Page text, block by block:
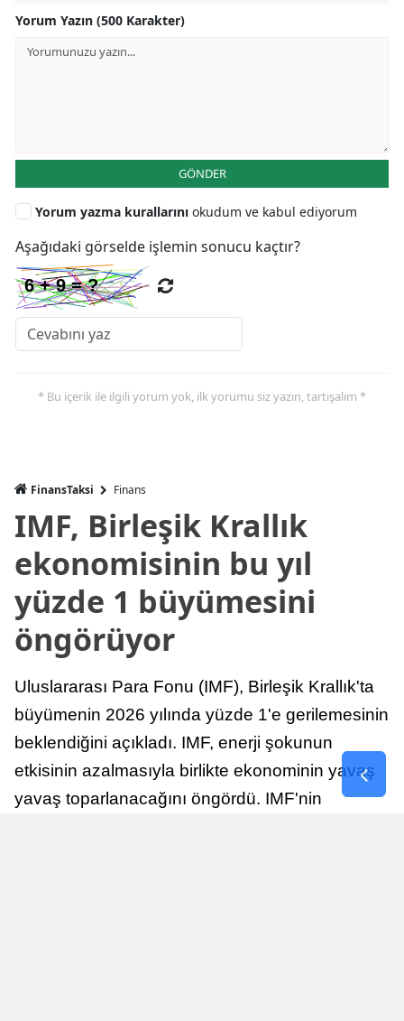
Yorum Yazın (500 Karakter)
GÖNDER
Yorum yazma kurallarını okudum ve kabul ediyorum
Aşağıdaki görselde işlemin sonucu kaçtır?
* Bu içerik ile ilgili yorum yok, ilk yorumu siz yazın, tartışalım *
FinansTaksi Finans
IMF, Birleşik Krallık
ekonomisinin bu yıl
yüzde 1 büyümesini
öngörüyor
Uluslararası Para Fonu (IMF), Birleşik Krallık'ta
büyümenin 2026 yılında yüzde 1'e gerilemesinin
beklendiğini açıkladı. IMF, enerji şokunun
etkisinin azalmasıyla birlikte ekonominin yavaş
yavaş toparlanacağını öngördü. IMF'nin